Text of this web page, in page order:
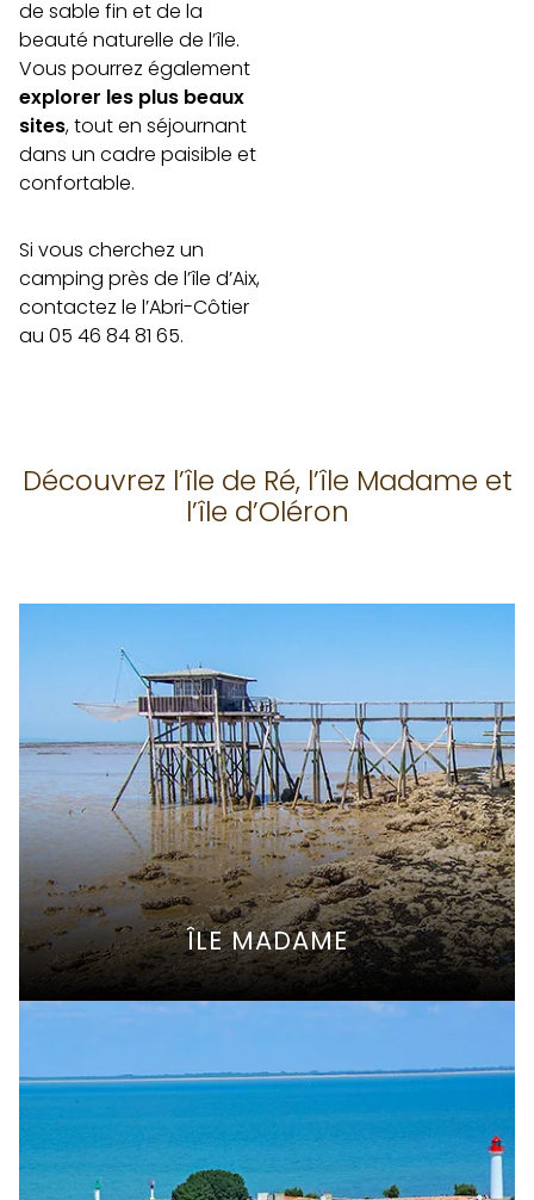
de sable fin et de la
beauté naturelle de l’île.
Vous pourrez également
explorer les plus beaux
sites, tout en séjournant
dans un cadre paisible et
confortable.
Si vous cherchez un
camping près de l’île d’Aix,
contactez le l’Abri-Côtier
au 05 46 84 81 65.
Découvrez l’île de Ré, l’île Madame et
l’île d’Oléron
ÎLE MADAME